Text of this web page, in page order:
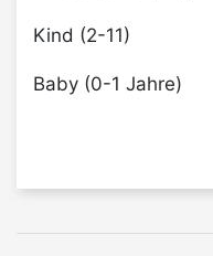
Kind (2-11)
Baby (0-1 Jahre)